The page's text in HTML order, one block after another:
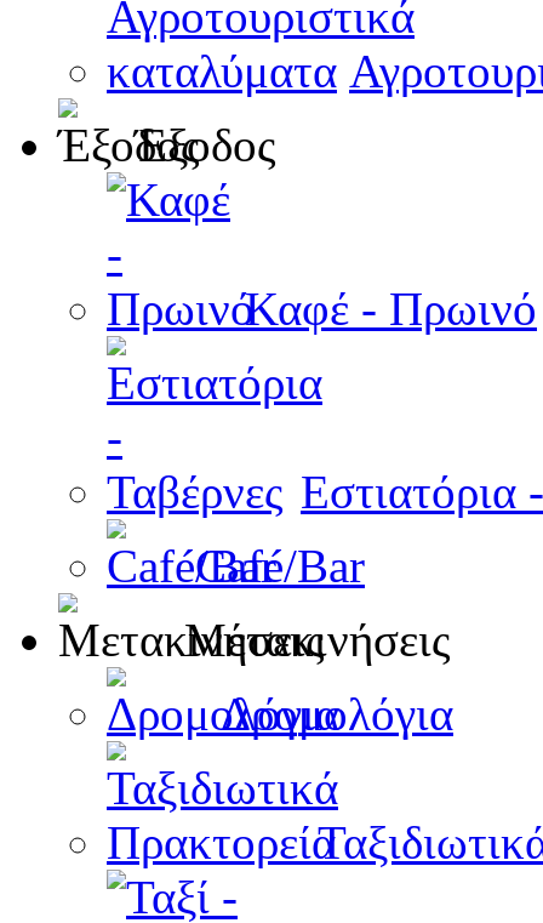
Έξοδος
Καφέ - Πρωινό
Εστιατόρια
Café/Bar
Μετακινήσεις
Δρομολόγια